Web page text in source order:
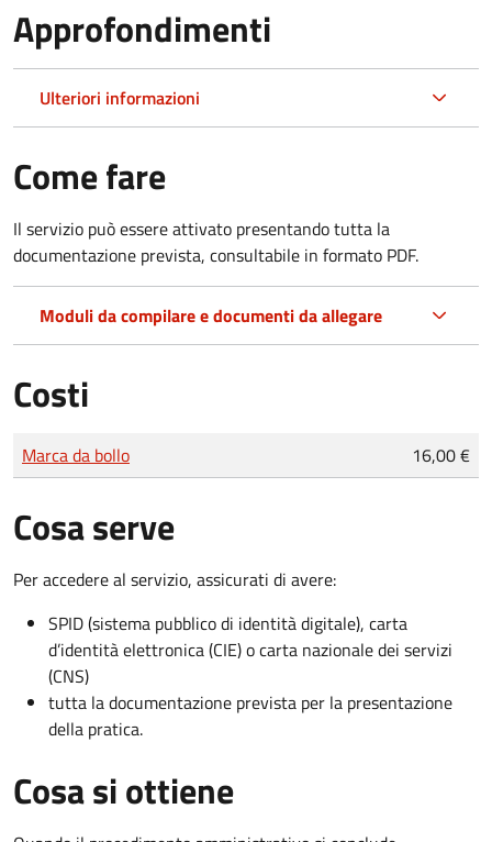
Approfondimenti
Ulteriori informazioni
Come fare
Il servizio può essere attivato presentando tutta la
documentazione prevista, consultabile in formato PDF.
Moduli da compilare e documenti da allegare
Costi
Tipo di pagamento
Importo
Marca da bollo 16,00 €
Cosa serve
Per accedere al servizio, assicurati di avere:
SPID (sistema pubblico di identità digitale), carta
d’identità elettronica (CIE) o carta nazionale dei servizi
(CNS)
tutta la documentazione prevista per la presentazione
della pratica.
Cosa si ottiene